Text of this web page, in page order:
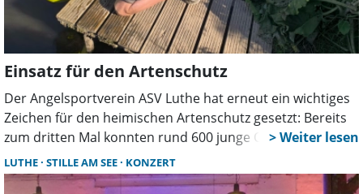
Einsatz für den Artenschutz
Der Angelsportverein ASV Luthe hat erneut ein wichtiges
Zeichen für den heimischen Artenschutz gesetzt: Bereits
zum dritten Mal konnten rund 600 junge Quappen in die
Leine bei Schloß Ricklingen eingesetzt werden.
LUTHE STILLE AM SEE KONZERT